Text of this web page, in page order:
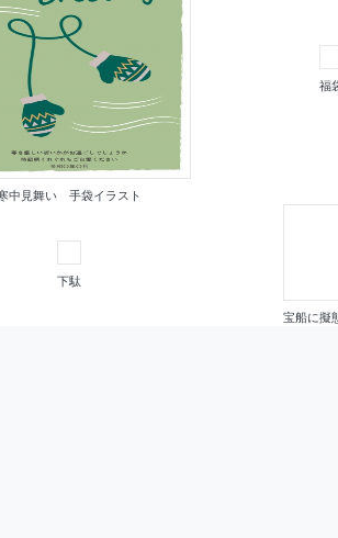
中見舞い 手袋イラスト
福
下駄
宝船に擬